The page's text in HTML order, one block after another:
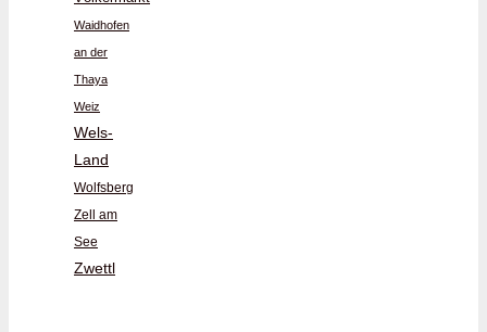
Waidhofen
an der
Thaya
Weiz
Wels-
Land
Wolfsberg
Zell am
See
Zwettl